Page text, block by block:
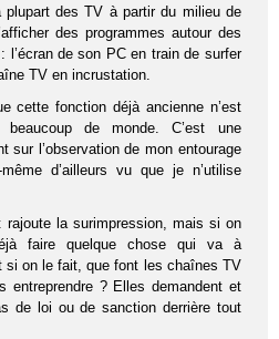
des TV à partir du milieu de
des programmes autour des
de son PC en train de surfer
TV en incrustation.
cette fonction déjà ancienne n’est
de monde. C’est une
sur l’observation de mon entourage
d’ailleurs vu que je n’utilise
la surimpression, mais si on
faire quelque chose qui va à
si on le fait, que font les chaînes TV
entreprendre ? Elles demandent et
de loi ou de sanction derrière tout